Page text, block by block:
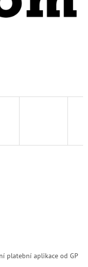
platební aplikace od GP